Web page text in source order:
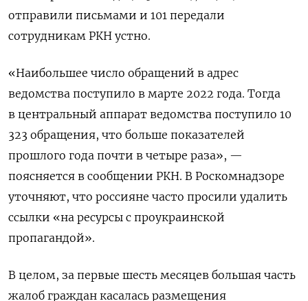
отправили письмами и 101 передали
сотрудникам РКН устно.
«Наибольшее число обращений в адрес
ведомства поступило в марте 2022 года. Тогда
в центральный аппарат ведомства поступило 10
323 обращения, что больше показателей
прошлого года почти в четыре раза», —
поясняется в сообщении РКН. В Роскомнадзоре
уточняют, что россияне часто просили удалить
ссылки «на ресурсы с проукраинской
пропагандой».
В целом, за первые шесть месяцев большая часть
жалоб граждан касалась размещения